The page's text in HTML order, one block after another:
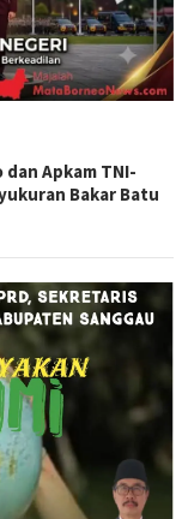
Apkam TNI-
Bakar Batu